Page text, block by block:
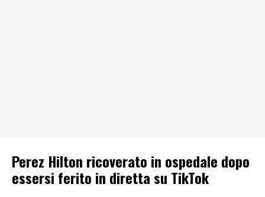
Perez Hilton ricoverato in ospedale dopo
essersi ferito in diretta su TikTok